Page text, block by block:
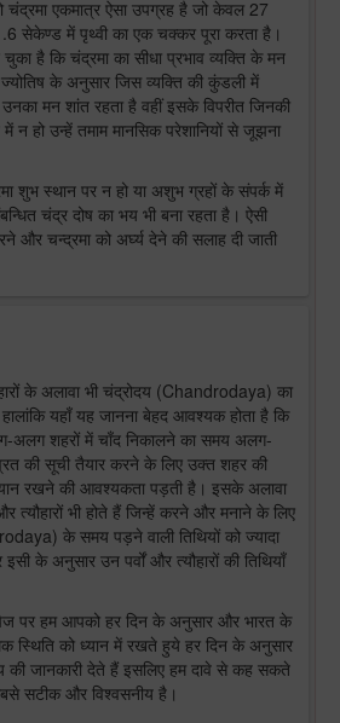
चंद्रमा एकमात्र ऐसा उपग्रह है जो केवल 27
सेकेण्ड में पृथ्वी का एक चक्कर पूरा करता है।
चुका है कि चंद्रमा का सीधा प्रभाव व्यक्ति के मन
के अनुसार जिस व्यक्ति की कुंडली में
मन शांत रहता है वहीं इसके विपरीत जिनकी
न हो उन्हें तमाम मानसिक परेशानियों से जूझना
शुभ स्थान पर न हो या अशुभ ग्रहों के संपर्क में
चंद्र दोष का भय भी बना रहता है। ऐसी
और चन्द्रमा को अर्घ्य देने की सलाह दी जाती
के अलावा भी चंद्रोदय (Chandrodaya) का
यहाँ यह जानना बेहद आवश्यक होता है कि
अलग शहरों में चाँद निकालने का समय अलग-
की सूची तैयार करने के लिए उक्त शहर की
रखने की आवश्यकता पड़ती है। इसके अलावा
त्यौहारों भी होते हैं जिन्हें करने और मनाने के लिए
के समय पड़ने वाली तिथियों को ज्यादा
के अनुसार उन पर्वों और त्यौहारों की तिथियाँ
पर हम आपको हर दिन के अनुसार और भारत के
स्थिति को ध्यान में रखते हुये हर दिन के अनुसार
जानकारी देते हैं इसलिए हम दावे से कह सकते
सटीक और विश्वसनीय है।